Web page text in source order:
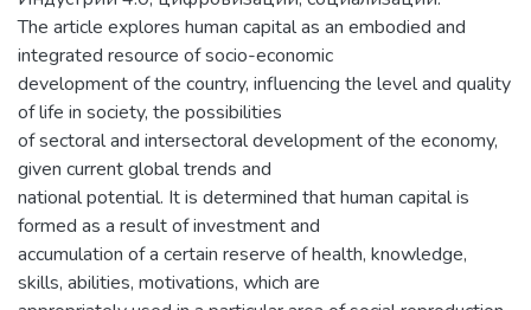
The article explores human capital as an embodied and
integrated resource of socio-economic
development of the country, influencing the level and quality
of life in society, the possibilities
of sectoral and intersectoral development of the economy,
given current global trends and
national potential. It is determined that human capital is
formed as a result of investment and
accumulation of a certain reserve of health, knowledge,
skills, abilities, motivations, which are